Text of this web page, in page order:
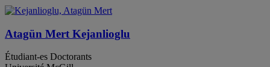
Atagün Mert Kejanlioglu
Étudiant-es Doctorants